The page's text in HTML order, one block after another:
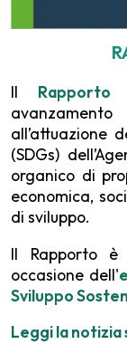
Il Rapporto
all’attuazione
(SDGs)
organico di
economica,
di sviluppo.
Il Rapporto
occasione dell'
Sviluppo
Leggi la notizia